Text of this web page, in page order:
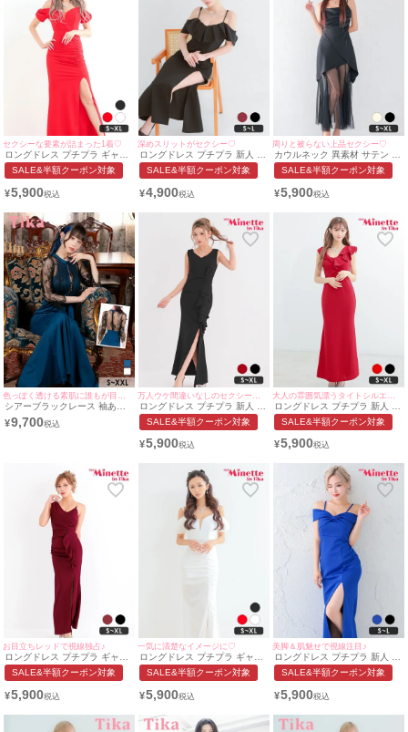
セクシーな要素が詰まった1着♡
ロングドレス プチプラ ギャル
タイト オフショル スリット セ
クシー ラウンジ キャミソール
風 赤 キャバドレス (あおぽん
myMinette/マイミネット
SALE&半額クーポン対象
¥5,900
深めスリットがセクシー♡
ロングドレス プチプラ 新人 タ
イト オフショル スリット セク
シー ラウンジ マーメイド 背中
着用/S~Lサイズ対応)|
SALE&半額クーポン対象
¥4,900
周りと被らない上品セクシー♡
カウルネック 異素材 サテン シ
フォン シースルー キャミソ
ール 谷間魅せ フレア ロングド
ャバドレス着用) [myMinette/マ
SALE&半額クーポン対象
¥5,900
シアーブラックレース 袖あり
七分袖 バストジップ 谷間見せ
ウエストリボン ストレッチ バ
¥9,700
ロングドレス プチプラ 新人 タ
イト スリット セクシー 胸元隠
し ラウンジ スナック フリル V
着用/S~XLサイズ対応） |
SALE&半額クーポン対象
¥5,900
ロングドレス プチプラ 新人 タ
イト セクシー ラウンジ ノース
リーブ 胸元隠し フリル 赤 キ
イズ対応) | myMinette/マイミ
SALE&半額クーポン対象
¥5,900
お目立ちレッドで視線独占♪
ロングドレス プチプラ ギャル
タイト セクシー ノースリーブ
ラウンジ 谷間 シンプル ワイン
ぷ着用/S~XL対応) | myMinette/
SALE&半額クーポン対象
¥5,900
一気に清楚なイメージに♡
ロングドレス プチプラ ギャル
タイト オフショル スリット セ
クシー ラウンジ キャミソール
風 デコルテ 白 キャバドレス
応) | myMinette/マイミネット
SALE&半額クーポン対象
¥5,900
美脚＆肌魅せで視線注目♪
ロングドレス プチプラ 新人 タ
イト オフショル スリット セク
シー キャミソール 谷間 リボン
用/S~Lサイズ対応) |
SALE&半額クーポン対象
¥5,900